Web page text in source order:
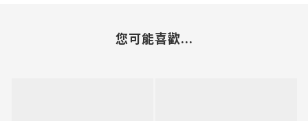
您可能喜歡...